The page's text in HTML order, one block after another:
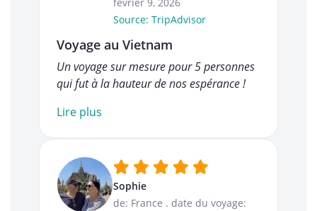
février 9, 2026
Source: TripAdvisor
Voyage au Vietnam
Un voyage sur mesure pour 5 personnes
qui fut à la hauteur de nos espérance !
Lire plus
Sophie
de: France . date du voyage: